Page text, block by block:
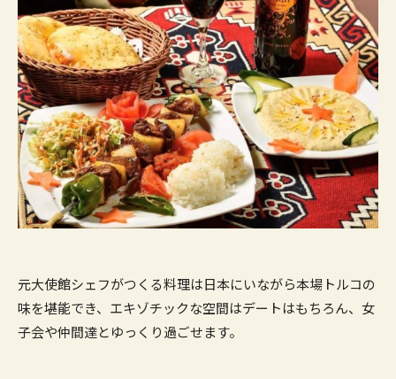
元大使館シェフがつくる料理は日本にいながら本場トルコの
味を堪能でき、エキゾチックな空間はデートはもちろん、女
子会や仲間達とゆっくり過ごせます。